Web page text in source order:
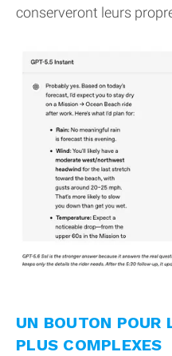
conserveront leurs
UN BOUTON POUR
PLUS COMPLEXES